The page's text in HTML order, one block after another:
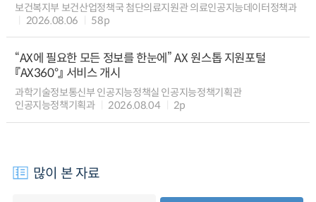
보건복지부 보건산업정책국 첨단의료지원관 의료인공지능데이터정책과
2026.08.06
58p
“AX에 필요한 모든 정보를 한눈에” AX 원스톱 지원포털
『AX360°』 서비스 개시
과학기술정보통신부 인공지능정책실 인공지능정책기획관
인공지능정책기획과
2026.08.04 2p
많이 본 자료